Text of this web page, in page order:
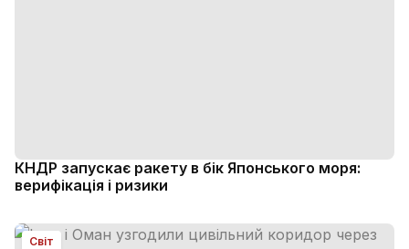
КНДР запускає ракету в бік Японського моря:
верифікація і ризики
Світ